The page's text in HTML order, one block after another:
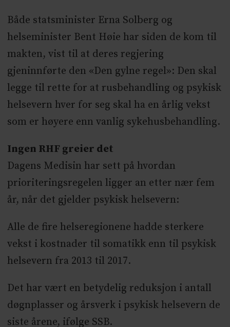
Både statsminister Erna Solberg og
helseminister Bent Høie har siden de kom til
makten, vist til at deres regjering
gjeninnførte den «Den gylne regel»: Den skal
legge til rette for at rusbehandling og psykisk
helsevern hver for seg skal ha en årlig vekst
som er høyere enn vanlig sykehusbehandling.
Ingen RHF greier det
Dagens Medisin har sett på hvordan
prioriteringsregelen ligger an etter nær fem
år, når det gjelder psykisk helsevern:
Alle de fire helseregionene hadde sterkere
vekst i kostnader til somatikk enn til psykisk
helsevern fra 2013 til 2017.
Det har vært en betydelig reduksjon i antall
døgnplasser og årsverk i psykisk helsevern de
siste årene, ifølge SSB.